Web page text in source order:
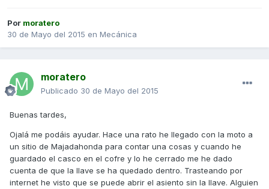
Por moratero
30 de Mayo del 2015 en Mecánica
moratero
Publicado 30 de Mayo del 2015
Buenas tardes,
Ojalá me podáis ayudar. Hace una rato he llegado con la moto a
un sitio de Majadahonda para contar una cosas y cuando he
guardado el casco en el cofre y lo he cerrado me he dado
cuenta de que la llave se ha quedado dentro. Trasteando por
internet he visto que se puede abrir el asiento sin la llave. Alguien